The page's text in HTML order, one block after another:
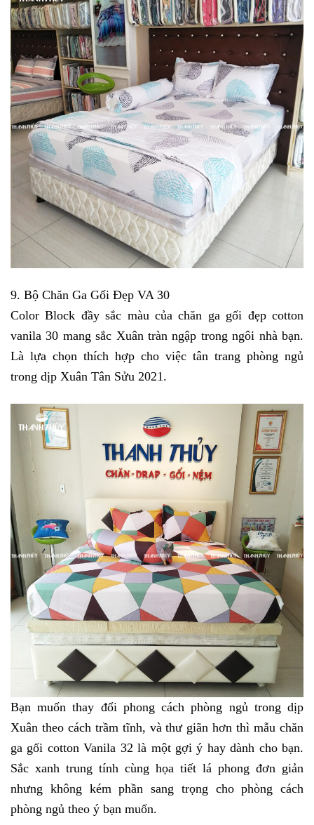
9. Bộ Chăn Ga Gối Đẹp VA 30
Color Block đầy sắc màu của chăn ga gối đẹp cotton
vanila 30 mang sắc Xuân tràn ngập trong ngôi nhà bạn.
Là lựa chọn thích hợp cho việc tân trang phòng ngủ
trong dịp Xuân Tân Sửu 2021.
Bạn muốn thay đổi phong cách phòng ngủ trong dịp
Xuân theo cách trầm tĩnh, và thư giãn hơn thì mẫu chăn
ga gối cotton Vanila 32 là một gợi ý hay dành cho bạn.
Sắc xanh trung tính cùng họa tiết lá phong đơn giản
nhưng không kém phần sang trọng cho phòng cách
phòng ngủ theo ý bạn muốn.